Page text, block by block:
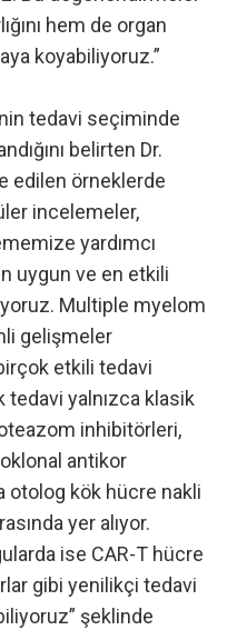
hem de organ
koyabiliyoruz.”
tedavi seçiminde
belirten Dr.
edilen örneklerde
incelemeler,
yardımcı
uygun ve en etkili
Multiple myelom
gelişmeler
etkili tedavi
tedavi yalnızca klasik
inhibitörleri,
antikor
otolog kök hücre nakli
yer alıyor.
ise CAR-T hücre
gibi yenilikçi tedavi
şeklinde